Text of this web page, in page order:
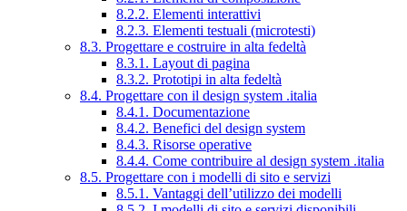
8.2.2. Elementi interattivi
8.2.3. Elementi testuali (microtesti)
8.3. Progettare e costruire in alta fedeltà
8.3.1. Layout di pagina
8.3.2. Prototipi in alta fedeltà
8.4. Progettare con il design system .italia
8.4.1. Documentazione
8.4.2. Benefici del design system
8.4.3. Risorse operative
8.4.4. Come contribuire al design system .italia
8.5. Progettare con i modelli di sito e servizi
8.5.1. Vantaggi dell’utilizzo dei modelli